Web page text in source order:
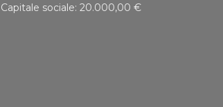
Capitale sociale: 20.000,00 €